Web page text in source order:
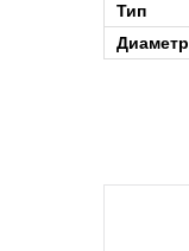
Тип
Диаметр